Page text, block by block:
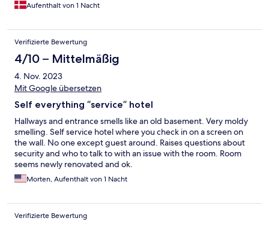
Aufenthalt von 1 Nacht
Verifizierte Bewertung
4/10 – Mittelmäßig
4. Nov. 2023
Mit Google übersetzen
Self everything “service” hotel
Hallways and entrance smells like an old basement. Very moldy
smelling. Self service hotel where you check in on a screen on
the wall. No one except guest around. Raises questions about
security and who to talk to with an issue with the room. Room
seems newly renovated and ok.
Morten, Aufenthalt von 1 Nacht
Verifizierte Bewertung